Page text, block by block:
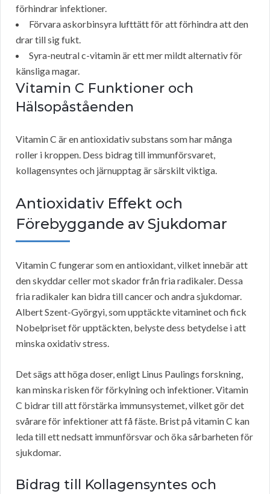
förhindrar infektioner.
Förvara askorbinsyra lufttätt för att förhindra att den
drar till sig fukt.
Syra-neutral c-vitamin är ett mer mildt alternativ för
känsliga magar.
Vitamin C Funktioner och
Hälsopåståenden
Vitamin C är en antioxidativ substans som har många
roller i kroppen. Dess bidrag till immunförsvaret,
kollagensyntes och järnupptag är särskilt viktiga.
Antioxidativ Effekt och
Förebyggande av Sjukdomar
Vitamin C fungerar som en antioxidant, vilket innebär att
den skyddar celler mot skador från fria radikaler. Dessa
fria radikaler kan bidra till cancer och andra sjukdomar.
Albert Szent-Györgyi, som upptäckte vitaminet och fick
Nobelpriset för upptäckten, belyste dess betydelse i att
minska oxidativ stress.
Det sägs att höga doser, enligt Linus Paulings forskning,
kan minska risken för förkylning och infektioner. Vitamin
C bidrar till att förstärka immunsystemet, vilket gör det
svårare för infektioner att få fäste. Brist på vitamin C kan
leda till ett nedsatt immunförsvar och öka sårbarheten för
sjukdomar.
Bidrag till Kollagensyntes och